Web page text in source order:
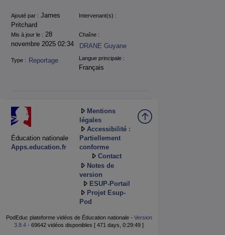
Informations
Ajouté par : James
Pritchard
Intervenant(s) :
Mis à jour le : 28
novembre 2025 02:34
Chaîne :
DRANE Guyane
Type : Reportage Langue principale :
Français
Éducation nationale
Apps.education.fr
Mentions
légales
Accessibilité :
Partiellement
conforme
Contact
Notes de
version
ESUP-Portail
Projet Esup-
Pod
PodEduc plateforme vidéos de Éducation nationale - Version
3.8.4 - 69642 vidéos disponibles [ 471 days, 0:29:49 ]